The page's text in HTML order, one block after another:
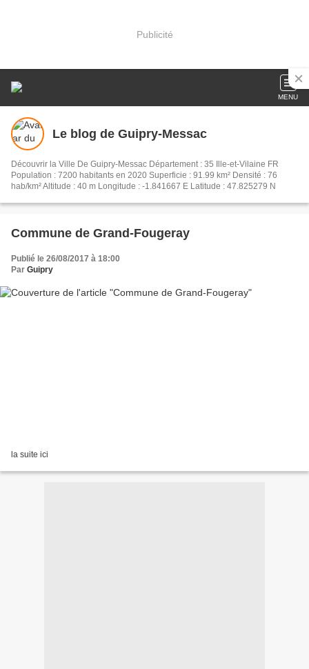
Publicité
MENU
Le blog de Guipry-Messac
Découvrir la Ville De Guipry-Messac Département : 35 Ille-et-Vilaine FR
Population : 7200 habitants en 2020 Superficie : 91.99 km² Densité : 76
hab/km² Altitude : 40 m Longitude : -1.841667 E Latitude : 47.825279 N
Commune de Grand-Fougeray
Publié le 26/08/2017 à 18:00
Par Guipry
la suite ici